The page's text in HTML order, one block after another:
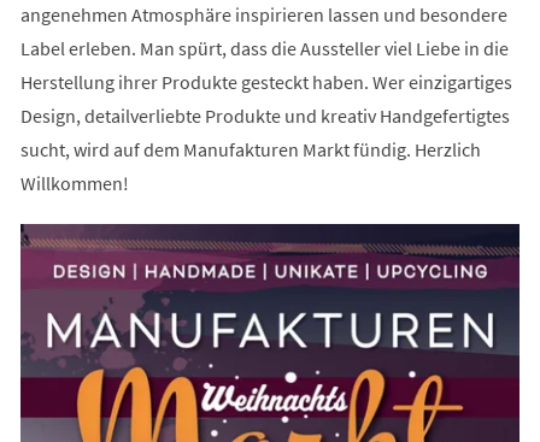
angenehmen Atmosphäre inspirieren lassen und besondere
Label erleben. Man spürt, dass die Aussteller viel Liebe in die
Herstellung ihrer Produkte gesteckt haben. Wer einzigartiges
Design, detailverliebte Produkte und kreativ Handgefertigtes
sucht, wird auf dem Manufakturen Markt fündig. Herzlich
Willkommen!